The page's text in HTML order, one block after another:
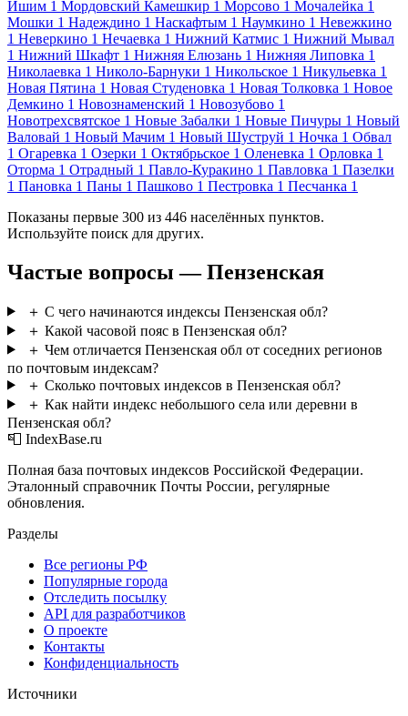
Ишим 1 Мордовский Камешкир 1 Морсово 1 Мочалейка 1
Мошки 1 Надеждино 1 Наскафтым 1 Наумкино 1 Невежкино
1 Неверкино 1 Нечаевка 1 Нижний Катмис 1 Нижний Мывал
1 Нижний Шкафт 1 Нижняя Елюзань 1 Нижняя Липовка 1
Николаевка 1 Николо-Барнуки 1 Никольское 1 Никульевка 1
Новая Пятина 1 Новая Студеновка 1 Новая Толковка 1 Новое
Демкино 1 Новознаменский 1 Новозубово 1
Новотрехсвятское 1 Новые Забалки 1 Новые Пичуры 1 Новый
Валовай 1 Новый Мачим 1 Новый Шуструй 1 Ночка 1 Обвал
1 Огаревка 1 Озерки 1 Октябрьское 1 Оленевка 1 Орловка 1
Оторма 1 Отрадный 1 Павло-Куракино 1 Павловка 1 Пазелки
1 Пановка 1 Паны 1 Пашково 1 Пестровка 1 Песчанка 1
Показаны первые 300 из 446 населённых пунктов.
Используйте поиск для других.
Частые вопросы — Пензенская
＋ С чего начинаются индексы Пензенская обл?
＋ Какой часовой пояс в Пензенская обл?
＋ Чем отличается Пензенская обл от соседних регионов
по почтовым индексам?
＋ Сколько почтовых индексов в Пензенская обл?
＋ Как найти индекс небольшого села или деревни в
Пензенская обл?
📮 IndexBase.ru
Полная база почтовых индексов Российской Федерации.
Эталонный справочник Почты России, регулярные
обновления.
Разделы
Все регионы РФ
Популярные города
Отследить посылку
API для разработчиков
О проекте
Контакты
Конфиденциальность
Источники